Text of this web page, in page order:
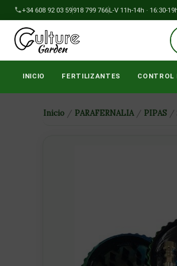
al
contenido
+34 608 92 03 59918 799 766L-V 11h-14h · 16:30-
ENVÍOS A PENÍNSULA
INICIO FERTILIZANTES CONTROL
Inicio / PARAFERNALIA / PIPAS /